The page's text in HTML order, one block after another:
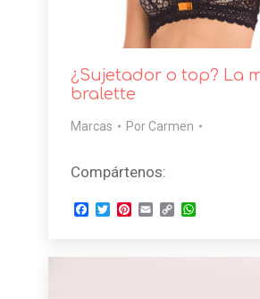
¿Sujetador o top? La
bralette
Marcas Por Carmen
Compártenos:
Facebook
TwitterPinterest
EmailCopyWhatsApp